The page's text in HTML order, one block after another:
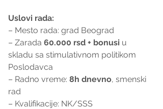
Uslovi rada:
– Mesto rada: grad Beograd
– Zarada 60.000 rsd + bonusi u
skladu sa stimulativnom politikom
Poslodavca
– Radno vreme: 8h dnevno, smenski
rad
– Kvalifikacije: NK/SSS